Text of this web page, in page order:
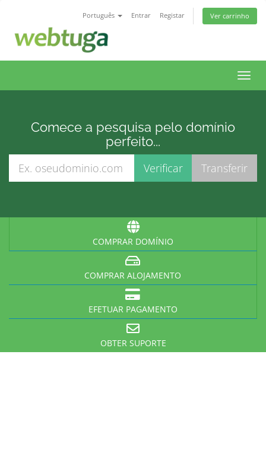
Português Entrar Registar Ver carrinho
Comece a pesquisa pelo domínio
perfeito...
COMPRAR DOMÍNIO
COMPRAR ALOJAMENTO
EFETUAR PAGAMENTO
OBTER SUPORTE